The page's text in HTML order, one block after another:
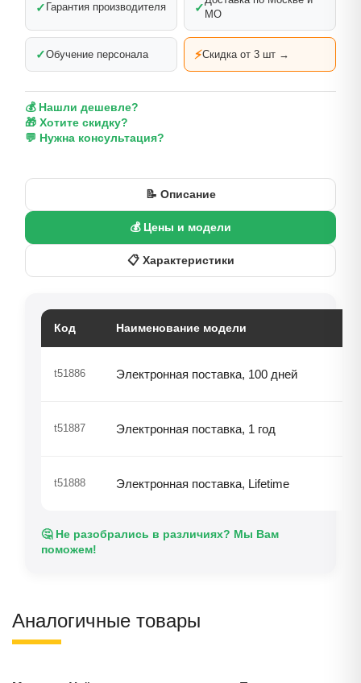
✓ Гарантия производителя ✓ МО
✓Обучение персонала ⚡Скидка от 3 шт →
💰 Нашли дешевле?
🎁 Хотите скидку?
💬 Нужна консультация?
📝 Описание
💰 Цены и модели
📋 Характеристики
Код Наименование модели
t51886 Электронная поставка, 100 дней
t51887 Электронная поставка, 1 год
t51888 Электронная поставка, Lifetime
🤔 Не разобрались в различиях? Мы Вам
поможем!
Аналогичные товары